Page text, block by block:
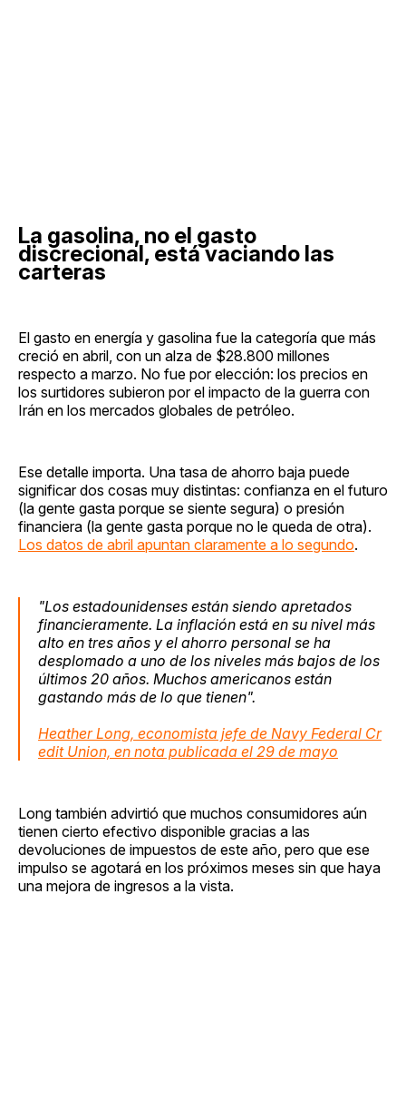
La gasolina, no el gasto
discrecional, está vaciando las
carteras
El gasto en energía y gasolina fue la categoría que más
creció en abril, con un alza de $28.800 millones
respecto a marzo. No fue por elección: los precios en
los surtidores subieron por el impacto de la guerra con
Irán en los mercados globales de petróleo.
Ese detalle importa. Una tasa de ahorro baja puede
significar dos cosas muy distintas: confianza en el futuro
(la gente gasta porque se siente segura) o presión
financiera (la gente gasta porque no le queda de otra).
Los datos de abril apuntan claramente a lo segundo.
"Los estadounidenses están siendo apretados
financieramente. La inflación está en su nivel más
alto en tres años y el ahorro personal se ha
desplomado a uno de los niveles más bajos de los
últimos 20 años. Muchos americanos están
gastando más de lo que tienen".
Heather Long, economista jefe de Navy Federal Cr
edit Union, en nota publicada el 29 de mayo
Long también advirtió que muchos consumidores aún
tienen cierto efectivo disponible gracias a las
devoluciones de impuestos de este año, pero que ese
impulso se agotará en los próximos meses sin que haya
una mejora de ingresos a la vista.